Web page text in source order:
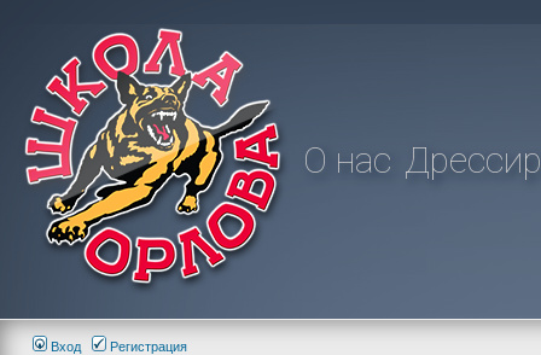
О нас
Вход Регистрация